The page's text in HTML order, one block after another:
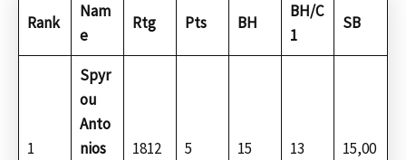
Rank
Nam
e
Rtg Pts BH
BH/C
1
SB
1
Spyr
ou
Anto
nios
1812 5 15 13 15,00